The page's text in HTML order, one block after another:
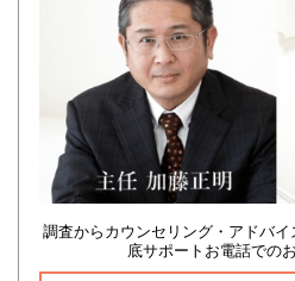
調査からカウンセリング・アドバ
底サポートお電話での